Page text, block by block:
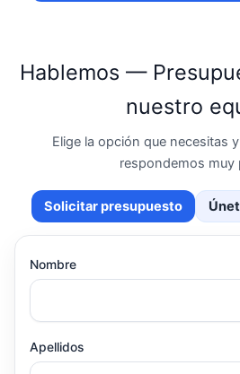
Hablemos —
nuestro
Elige la opción que necesitas
respondemos muy
Solicitar presupuesto
Nombre
Apellidos